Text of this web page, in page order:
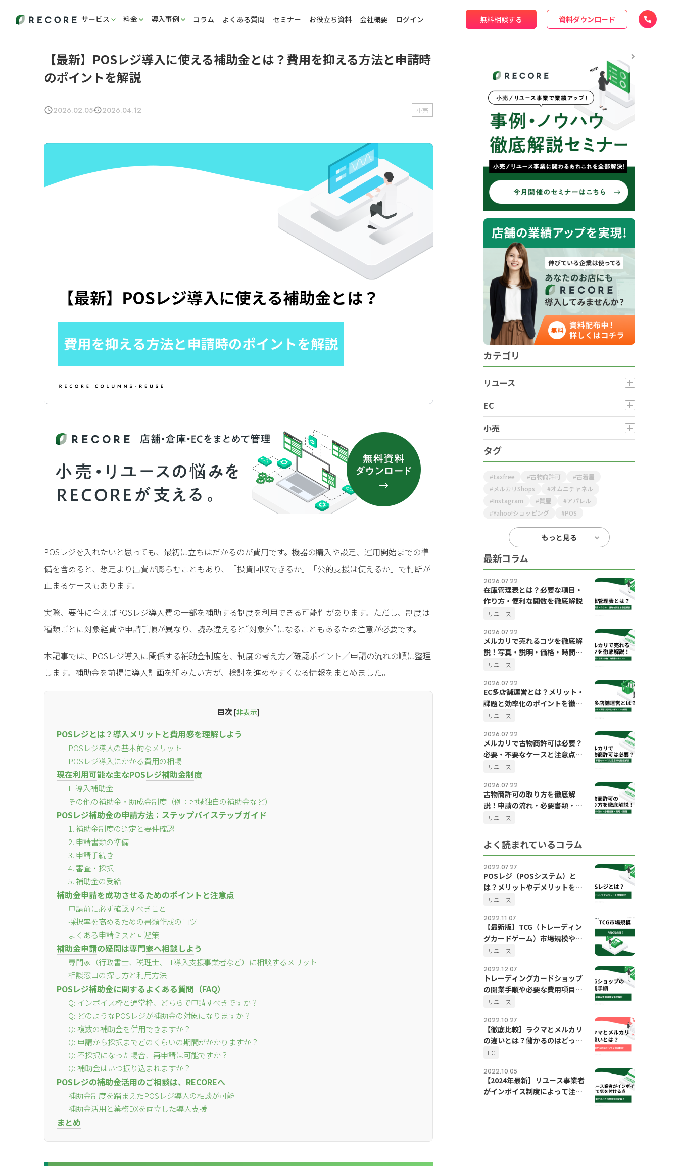
サービス 料金 導入事例 コラム よくある質問 セミナー お役立ち資料 会社概要 ログイン 無料相談する 資料ダウンロード
【最新】POSレジ導入に使える補助金とは？費用を抑える方法と申請時
のポイントを解説
2026.02.05 2026.04.12 小売
POSレジを入れたいと思っても、最初に立ちはだかるのが費用です。機器の購入や設定、運用開始までの準
備を含めると、想定より出費が膨らむこともあり、「投資回収できるか」「公的支援は使えるか」で判断が
止まるケースもあります。
実際、要件に合えばPOSレジ導入費の一部を補助する制度を利用できる可能性があります。ただし、制度は
種類ごとに対象経費や申請手順が異なり、読み違えると“対象外”になることもあるため注意が必要です。
本記事では、POSレジ導入に関係する補助金制度を、制度の考え方／確認ポイント／申請の流れの順に整理
します。補助金を前提に導入計画を組みたい方が、検討を進めやすくなる情報をまとめました。
目次 [非表示]
POSレジとは？導入メリットと費用感を理解しよう
POSレジ導入の基本的なメリット
POSレジ導入にかかる費用の相場
現在利用可能な主なPOSレジ補助金制度
IT導入補助金
その他の補助金・助成金制度（例：地域独自の補助金など）
POSレジ補助金の申請方法：ステップバイステップガイド
1. 補助金制度の選定と要件確認
2. 申請書類の準備
3. 申請手続き
4. 審査・採択
5. 補助金の受給
補助金申請を成功させるためのポイントと注意点
申請前に必ず確認すべきこと
採択率を高めるための書類作成のコツ
よくある申請ミスと回避策
補助金申請の疑問は専門家へ相談しよう
専門家（行政書士、税理士、IT導入支援事業者など）に相談するメリット
相談窓口の探し方と利用方法
POSレジ補助金に関するよくある質問（FAQ）
Q: インボイス枠と通常枠、どちらで申請すべきですか？
Q: どのようなPOSレジが補助金の対象になりますか？
Q: 複数の補助金を併用できますか？
Q: 申請から採択までどのくらいの期間がかかりますか？
Q: 不採択になった場合、再申請は可能ですか？
Q: 補助金はいつ振り込まれますか？
POSレジの補助金活用のご相談は、RECOREへ
補助金制度を踏まえたPOSレジ導入の相談が可能
補助金活用と業務DXを両立した導入支援
まとめ
カテゴリ
リユース
EC
小売
タグ
taxfree 古物商許可
古着屋
メルカリShops
オムニチャネル
Instagram
質屋
アパレル
Yahoo!ショッピング
POS
もっと見る
最新コラム
2026.07.22
在庫管理表とは？必要な項目・
作り方・便利な関数を徹底解説
リユース
2026.07.22
メルカリで売れるコツを徹底解
説！写真・説明・価格・時間帯
のポイント
リユース
2026.07.22
EC多店舗運営とは？メリット・
課題と効率化のポイントを徹底
解説
リユース
2026.07.22
メルカリで古物商許可は必要？
必要・不要なケースと注意点を
徹底解説
リユース
2026.07.22
古物商許可の取り方を徹底解
説！申請の流れ・必要書類・費
用・期間
リユース
よく読まれているコラム
2022.07.27
POSレジ（POSシステム）と
は？メリットやデメリットを徹
底解説
リユース
2022.11.07
【最新版】TCG（トレーディン
グカードゲーム）市場規模や今
後の動向
リユース
2022.12.07
トレーディングカードショップ
の開業手順や必要な費用項目を
徹底解説
リユース
2022.10.27
【徹底比較】ラクマとメルカリ
の違いとは？儲かるのはどっ
ち？
EC
2022.10.05
【2024年最新】リユース事業者
がインボイス制度によって注意